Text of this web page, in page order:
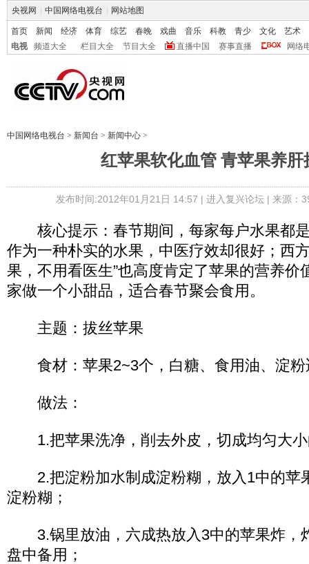
央视网 中国网络电视台 网站地图
首页 新闻 经济 体育 综艺 春晚 戏曲 音乐 科教 青少 文化
艺术
电视
频道大全 栏目大全 节目大全 直播中国 赛事直播 网络
中国网络电视台 > 新闻台 > 新闻中心 >
红苹果软化血管 青苹果养肝
发布时间:2012年01月21日 14:57 | 进入复兴论坛| 来源：
核心提示：春节期间，每家每户水果都
作为一种朴实的水果，中医疗效却很好；西
果，不用看医生”也高度肯定了苹果的营养价
家做一个小甜品，适合春节聚会食用。
主题：拔丝苹果
食材：苹果2~3个，白糖、食用油、淀粉
做法：
1.把苹果洗净，削去外皮，切成均匀大小
2.把淀粉加水制成淀粉糊，放入1中的苹
淀粉糊；
3.锅里放油，六成热放入3中的苹果炸，
盘中备用；